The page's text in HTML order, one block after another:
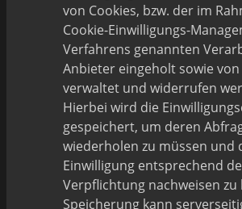
von Cookies, bzw. der im
Cookie-Einwilligungs-
Verfahrens genannten
Anbieter eingeholt sowie
verwaltet und widerrufen
Hierbei wird die
gespeichert, um deren
wiederholen zu müssen und
Einwilligung entsprechend
Verpflichtung nachweisen zu
Speicherung kann